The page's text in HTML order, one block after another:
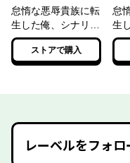
怠惰な悪辱貴族に転
生した俺、シナリオ
をぶっ壊したら規格
外の魔力で最凶にな
った【電子特別版】
ストアで購入
怠
生
を
外
っ
レーベルをフォロ